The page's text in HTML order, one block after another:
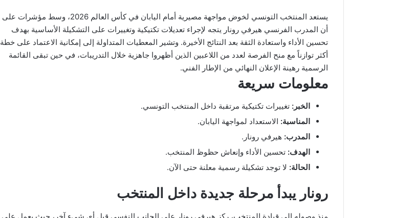
يستعد المنتخب التونسي لخوض مواجهة مصيرية أمام اليابان في كأس العالم 2026، وسط مؤشرات على
أن المدرب الفرنسي هيرفي رونار يتجه لإجراء تعديلات تكتيكية وتغييرات على التشكيلة الأساسية بهدف
تحسين الأداء واستعادة الثقة بعد النتائج الأخيرة. وتشير المعطيات المتداولة إلى إمكانية الاعتماد على خطة
أكثر توازناً مع منح الفرصة لعدد من اللاعبين الذين أظهروا جاهزية خلال التدريبات، في حين تبقى القائمة
الرسمية رهينة الإعلان النهائي من الإطار الفني.
معلومات سريعة
الخبر: تغييرات تكتيكية مرتقبة داخل المنتخب التونسي.
المناسبة: الاستعداد لمواجهة اليابان.
المدرب: هيرفي رونار.
الهدف: تحسين الأداء وإنعاش حظوظ المنتخب.
الحالة: لا توجد تشكيلة رسمية معلنة حتى الآن.
رونار يبدأ مرحلة جديدة داخل المنتخب